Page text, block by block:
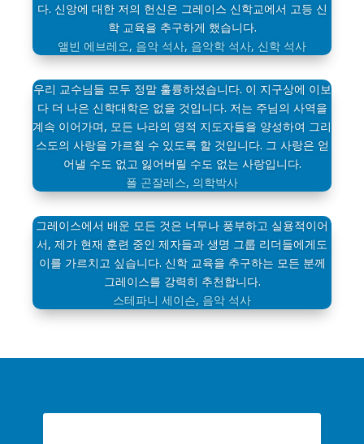
다. 신앙에 대한 저의 헌신은 그레이스 신학교에서 고등 신
학 교육을 추구하게 했습니다.
앨빈 에브레오, 음악 석사, 음악학 석사, 신학 석사
우리 교수님들 모두 정말 훌륭하셨습니다. 이 지구상에 이보
다 더 나은 신학대학은 없을 것입니다. 저는 주님의 사역을
계속 이어가며, 모든 나라의 영적 지도자들을 양성하여 그리
스도의 사랑을 가르칠 수 있도록 할 것입니다. 그 사랑은 얻
어낼 수도 없고 잃어버릴 수도 없는 사랑입니다.
폴 곤잘레스, 의학박사
그레이스에서 배운 모든 것은 너무나 풍부하고 실용적이어
서, 제가 현재 훈련 중인 제자들과 생명 그룹 리더들에게도
이를 가르치고 싶습니다. 신학 교육을 추구하는 모든 분께
그레이스를 강력히 추천합니다.
스테파니 세이슨, 음악 석사